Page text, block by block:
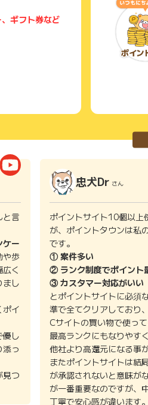
ギフト券など
と言
ケー
や歩
く
まし
ポイ
優し
っ
見つ
忠犬Dr さん
ポイントサイト10個以上
が、ポイントタウンは私
です。
① 案件多い
② ランク制度でポイント
③ カスタマー対応がいい
とポイントサイトに必須
準で全てクリアしており
Cサイトの買い物で使って
最高ランクにもなりやす
他社より高還元になる事
またポイントサイトは結
が承認されないと意味が
が一番重要なのですが、
丁寧で安心感が違います。